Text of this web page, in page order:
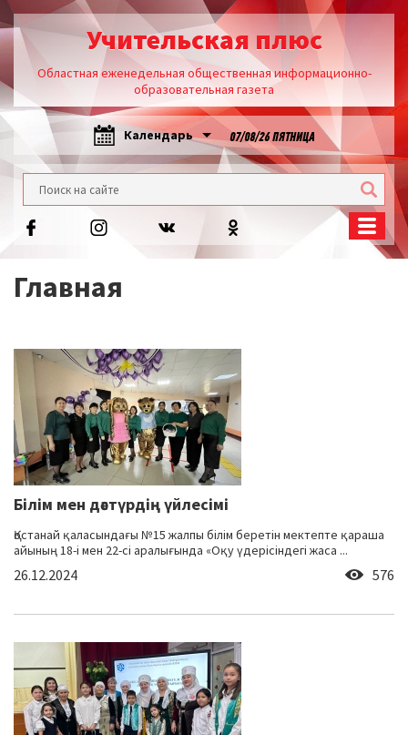
Учительская плюс
Областная еженедельная общественная информационно-
образовательная газета
Календарь 07/08/26 ПЯТНИЦА
Главная
Білім мен дәстүрдің үйлесімі
Қостанай қаласындағы №15 жалпы білім беретін мектепте қараша
айының 18-і мен 22-сі аралығында «Оқу үдерісіндегі жаса ...
26.12.2024 576